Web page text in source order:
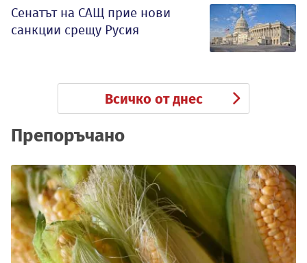
Сенатът на САЩ прие нови
санкции срещу Русия
Всичко от днес
Препоръчано